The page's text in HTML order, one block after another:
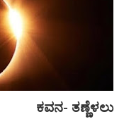
ಕವನ- ತಣ್ಣೆಳಲು